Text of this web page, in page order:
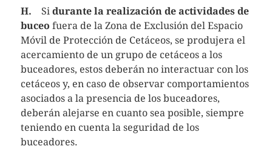
H. Si durante la realización de actividades de
buceo fuera de la Zona de Exclusión del Espacio
Móvil de Protección de Cetáceos, se produjera el
acercamiento de un grupo de cetáceos a los
buceadores, estos deberán no interactuar con los
cetáceos y, en caso de observar comportamientos
asociados a la presencia de los buceadores,
deberán alejarse en cuanto sea posible, siempre
teniendo en cuenta la seguridad de los
buceadores.